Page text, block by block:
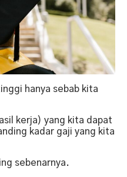
hanya sebab kita
kerja) yang kita dapat
kadar gaji yang kita
sebenarnya.